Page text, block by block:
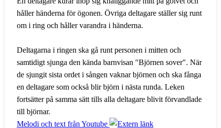
håller händerna för ögonen. Övriga deltagare ställer sig runt
om i ring och håller varandra i händerna.
Deltagarna i ringen ska gå runt personen i mitten och
samtidigt sjunga den kända barnvisan "Björnen sover". När
de sjungit sista ordet i sången vaknar björnen och ska fånga
en deltagare som också blir björn i nästa runda. Leken
fortsätter på samma sätt tills alla deltagare blivit förvandlade
till björnar.
Melodi och text från Youtube